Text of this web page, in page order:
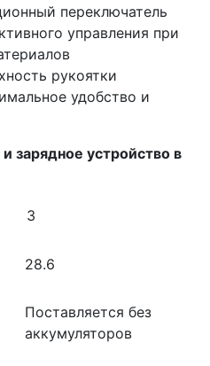
переключатель
управления при
рукоятки
удобство и
зарядное устройство в
28.6
Поставляется без
аккумуляторов